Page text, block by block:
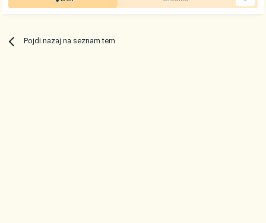
Pojdi nazaj na seznam tem